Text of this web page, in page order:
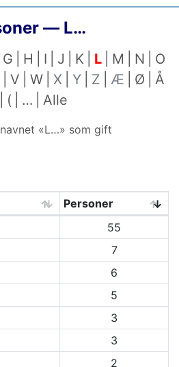
— L…
G H I J K L M N
O
V W X Y Z Æ Ø
Å
( … Alle
«L…» som gift
Personer
55
7
6
5
3
3
2